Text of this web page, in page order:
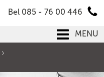
Bel 085 - 76 00 446
MENU